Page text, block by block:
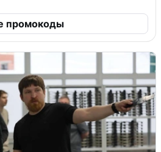
промокоды